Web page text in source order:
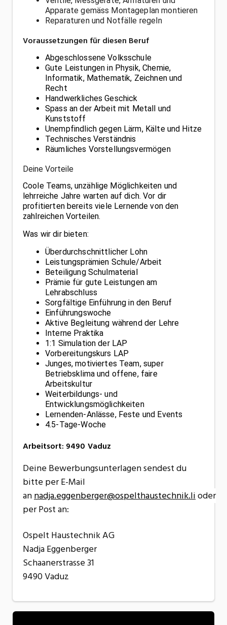
Apparate gemäss Montageplan montieren
Reparaturen und Notfälle regeln
Voraussetzungen für diesen Beruf
Abgeschlossene Volksschule
Gute Leistungen in Physik, Chemie,
Informatik, Mathematik, Zeichnen und
Recht
Handwerkliches Geschick
Spass an der Arbeit mit Metall und
Kunststoff
Unempfindlich gegen Lärm, Kälte und Hitze
Technisches Verständnis
Räumliches Vorstellungsvermögen
Deine Vorteile
Coole Teams, unzählige Möglichkeiten und
lehrreiche Jahre warten auf dich. Vor dir
profitierten bereits viele Lernende von den
zahlreichen Vorteilen.
Was wir dir bieten:
Überdurchschnittlicher Lohn
Leistungsprämien Schule/Arbeit
Beteiligung Schulmaterial
Prämie für gute Leistungen am
Lehrabschluss
Sorgfältige Einführung in den Beruf
Einführungswoche
Aktive Begleitung während der Lehre
Interne Praktika
1:1 Simulation der LAP
Vorbereitungskurs LAP
Junges, motiviertes Team, super
Betriebsklima und offene, faire
Arbeitskultur
Weiterbildungs- und
Entwicklungsmöglichkeiten
Lernenden-Anlässe, Feste und Events
4.5-Tage-Woche
Arbeitsort: 9490 Vaduz
Deine Bewerbungsunterlagen sendest du
bitte per E-Mail
annadja.eggenberger@ospelthaustechnik.lioder
per Post an:
Ospelt Haustechnik AG
Nadja Eggenberger
Schaanerstrasse 31
9490 Vaduz